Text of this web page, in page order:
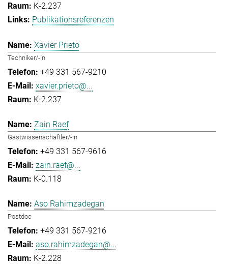
K-2.237
Publikationsreferenzen
Xavier Prieto
Techniker/-in
+49 331 567-9210
xavier.prieto@...
K-2.237
Zain Raef
Gastwissenschaftler/-in
+49 331 567-9616
zain.raef@...
K-0.118
Aso Rahimzadegan
Postdoc
+49 331 567-9216
aso.rahimzadegan@...
K-2.228